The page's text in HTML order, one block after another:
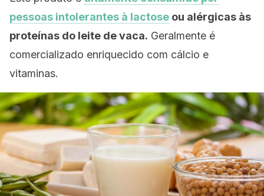
pessoas intolerantes à lactose ou alérgicas às
proteínas do leite de vaca. Geralmente é
comercializado enriquecido com cálcio e
vitaminas.